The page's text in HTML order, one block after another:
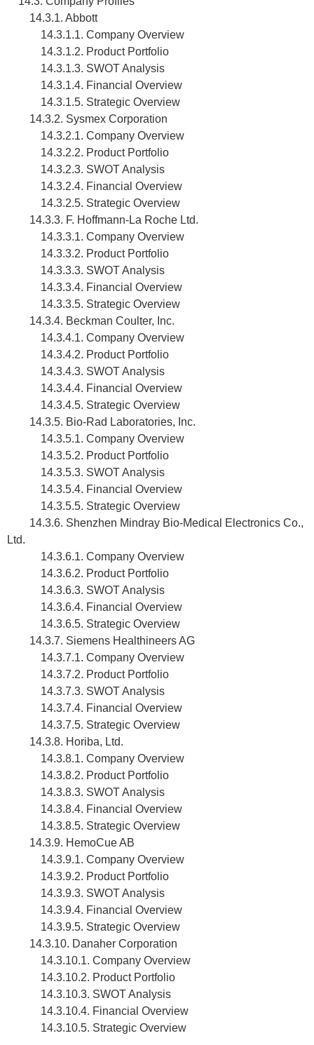
14.3.1. Abbott
14.3.1.1. Company Overview
14.3.1.2. Product Portfolio
14.3.1.3. SWOT Analysis
14.3.1.4. Financial Overview
14.3.1.5. Strategic Overview
14.3.2. Sysmex Corporation
14.3.2.1. Company Overview
14.3.2.2. Product Portfolio
14.3.2.3. SWOT Analysis
14.3.2.4. Financial Overview
14.3.2.5. Strategic Overview
14.3.3. F. Hoffmann-La Roche Ltd.
14.3.3.1. Company Overview
14.3.3.2. Product Portfolio
14.3.3.3. SWOT Analysis
14.3.3.4. Financial Overview
14.3.3.5. Strategic Overview
14.3.4. Beckman Coulter, Inc.
14.3.4.1. Company Overview
14.3.4.2. Product Portfolio
14.3.4.3. SWOT Analysis
14.3.4.4. Financial Overview
14.3.4.5. Strategic Overview
14.3.5. Bio-Rad Laboratories, Inc.
14.3.5.1. Company Overview
14.3.5.2. Product Portfolio
14.3.5.3. SWOT Analysis
14.3.5.4. Financial Overview
14.3.5.5. Strategic Overview
14.3.6. Shenzhen Mindray Bio-Medical Electronics Co.,
Ltd.
14.3.6.1. Company Overview
14.3.6.2. Product Portfolio
14.3.6.3. SWOT Analysis
14.3.6.4. Financial Overview
14.3.6.5. Strategic Overview
14.3.7. Siemens Healthineers AG
14.3.7.1. Company Overview
14.3.7.2. Product Portfolio
14.3.7.3. SWOT Analysis
14.3.7.4. Financial Overview
14.3.7.5. Strategic Overview
14.3.8. Horiba, Ltd.
14.3.8.1. Company Overview
14.3.8.2. Product Portfolio
14.3.8.3. SWOT Analysis
14.3.8.4. Financial Overview
14.3.8.5. Strategic Overview
14.3.9. HemoCue AB
14.3.9.1. Company Overview
14.3.9.2. Product Portfolio
14.3.9.3. SWOT Analysis
14.3.9.4. Financial Overview
14.3.9.5. Strategic Overview
14.3.10. Danaher Corporation
14.3.10.1. Company Overview
14.3.10.2. Product Portfolio
14.3.10.3. SWOT Analysis
14.3.10.4. Financial Overview
14.3.10.5. Strategic Overview